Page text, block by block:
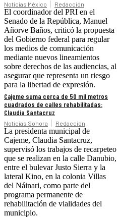
Noticias México Redacción
El coordinador del PRI en el
Senado de la República, Manuel
Añorve Baños, criticó la propuesta
del Gobierno federal para regular
los medios de comunicación
mediante nuevos lineamientos
sobre derechos de las audiencias, al
asegurar que representa un riesgo
para la libertad de expresión.
Cajeme suma cerca de 50 mil metros
cuadrados de calles rehabilitadas:
Claudia Santacruz
Noticias Sonora Redacción
La presidenta municipal de
Cajeme, Claudia Santacruz,
supervisó los trabajos de recarpeteo
que se realizan en la calle Danubio,
entre el bulevar Justo Sierra y la
lateral Kino, en la colonia Villas
del Náinari, como parte del
programa permanente de
rehabilitación de vialidades del
municipio.